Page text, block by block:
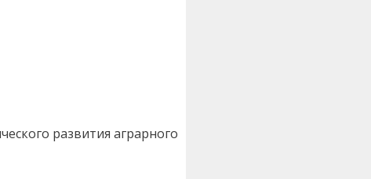
развития аграрного